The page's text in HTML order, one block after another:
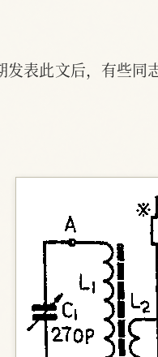
发表此文后，有些同